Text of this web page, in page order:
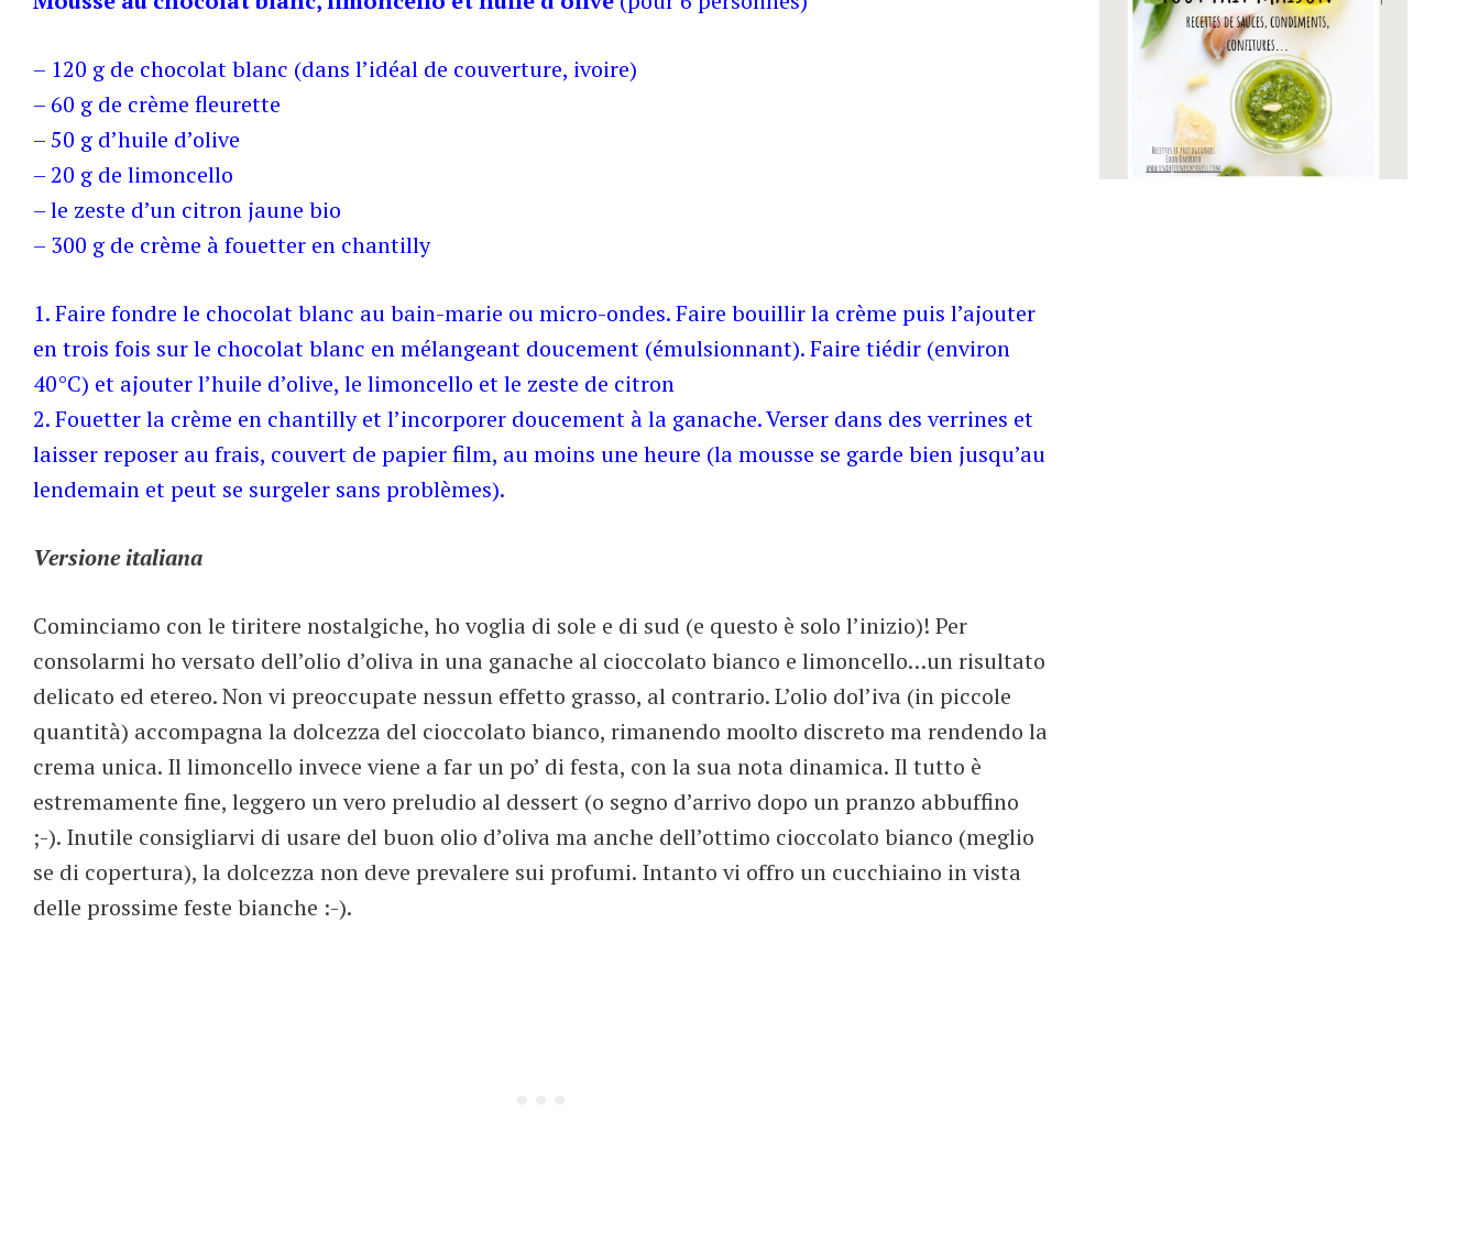
– 120 g de chocolat blanc (dans l’idéal de couverture, ivoire)
– 60 g de crème fleurette
– 50 g d’huile d’olive
– 20 g de limoncello
– le zeste d’un citron jaune bio
– 300 g de crème à fouetter en chantilly
1. Faire fondre le chocolat blanc au bain-marie ou micro-ondes. Faire bouillir la crème puis l’ajouter
en trois fois sur le chocolat blanc en mélangeant doucement (émulsionnant). Faire tiédir (environ
40°C) et ajouter l’huile d’olive, le limoncello et le zeste de citron
2. Fouetter la crème en chantilly et l’incorporer doucement à la ganache. Verser dans des verrines et
laisser reposer au frais, couvert de papier film, au moins une heure (la mousse se garde bien jusqu’au
lendemain et peut se surgeler sans problèmes).
Versione italiana
Cominciamo con le tiritere nostalgiche, ho voglia di sole e di sud (e questo è solo l’inizio)! Per
consolarmi ho versato dell’olio d’oliva in una ganache al cioccolato bianco e limoncello…un risultato
delicato ed etereo. Non vi preoccupate nessun effetto grasso, al contrario. L’olio dol’iva (in piccole
quantità) accompagna la dolcezza del cioccolato bianco, rimanendo moolto discreto ma rendendo la
crema unica. Il limoncello invece viene a far un po’ di festa, con la sua nota dinamica. Il tutto è
estremamente fine, leggero un vero preludio al dessert (o segno d’arrivo dopo un pranzo abbuffino
;-). Inutile consigliarvi di usare del buon olio d’oliva ma anche dell’ottimo cioccolato bianco (meglio
se di copertura), la dolcezza non deve prevalere sui profumi. Intanto vi offro un cucchiaino in vista
delle prossime feste bianche :-).